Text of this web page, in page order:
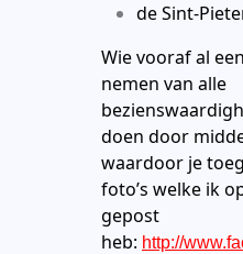
de Sint-
Wie vooraf al
nemen van alle
doen door
waardoor je
foto’s welke ik
gepost
heb: http://